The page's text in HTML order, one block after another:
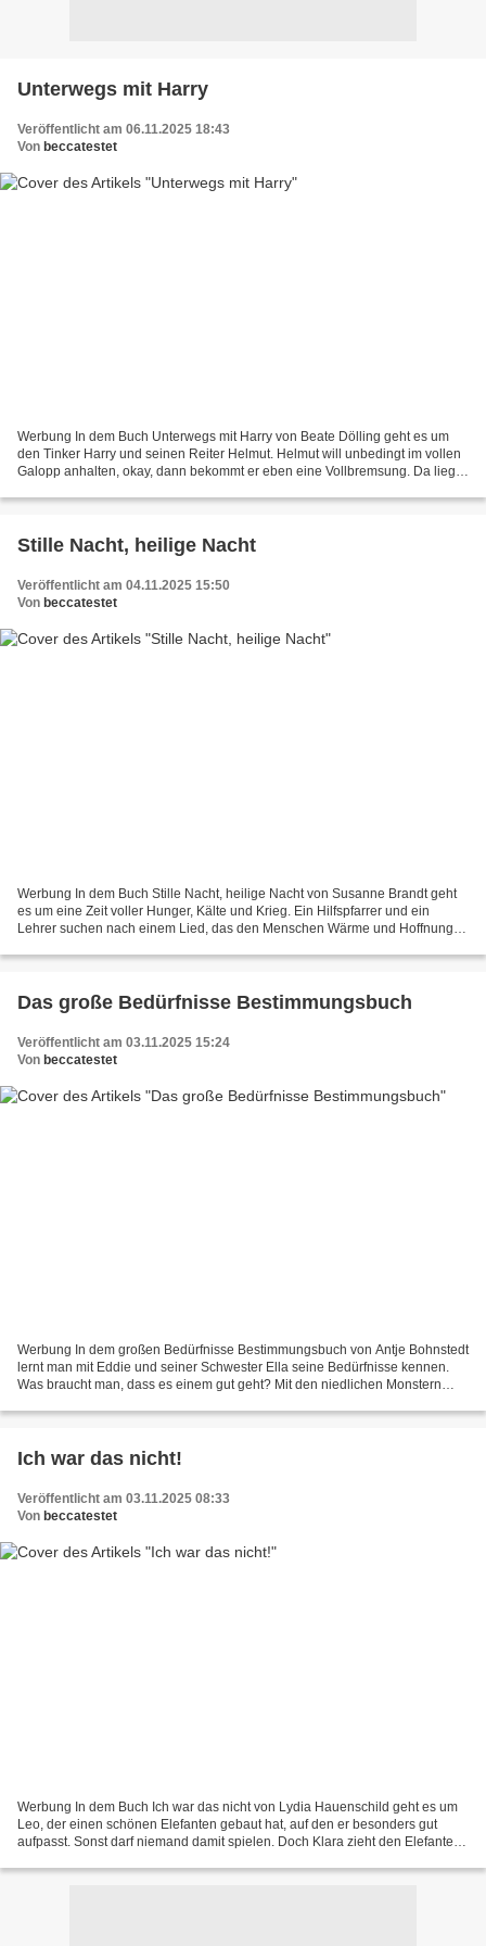
Unterwegs mit Harry
Veröffentlicht am 06.11.2025 18:43
Von beccatestet
Werbung In dem Buch Unterwegs mit Harry von Beate Dölling geht es um
den Tinker Harry und seinen Reiter Helmut. Helmut will unbedingt im vollen
Galopp anhalten, okay, dann bekommt er eben eine Vollbremsung. Da liegt
Stille Nacht, heilige Nacht
Veröffentlicht am 04.11.2025 15:50
Von beccatestet
Werbung In dem Buch Stille Nacht, heilige Nacht von Susanne Brandt geht
es um eine Zeit voller Hunger, Kälte und Krieg. Ein Hilfspfarrer und ein
Lehrer suchen nach einem Lied, das den Menschen Wärme und Hoffnung
Das große Bedürfnisse Bestimmungsbuch
Veröffentlicht am 03.11.2025 15:24
Von beccatestet
Werbung In dem großen Bedürfnisse Bestimmungsbuch von Antje Bohnstedt
lernt man mit Eddie und seiner Schwester Ella seine Bedürfnisse kennen.
Was braucht man, dass es einem gut geht? Mit den niedlichen Monstern
Ich war das nicht!
Veröffentlicht am 03.11.2025 08:33
Von beccatestet
Werbung In dem Buch Ich war das nicht von Lydia Hauenschild geht es um
Leo, der einen schönen Elefanten gebaut hat, auf den er besonders gut
aufpasst. Sonst darf niemand damit spielen. Doch Klara zieht den Elefanten